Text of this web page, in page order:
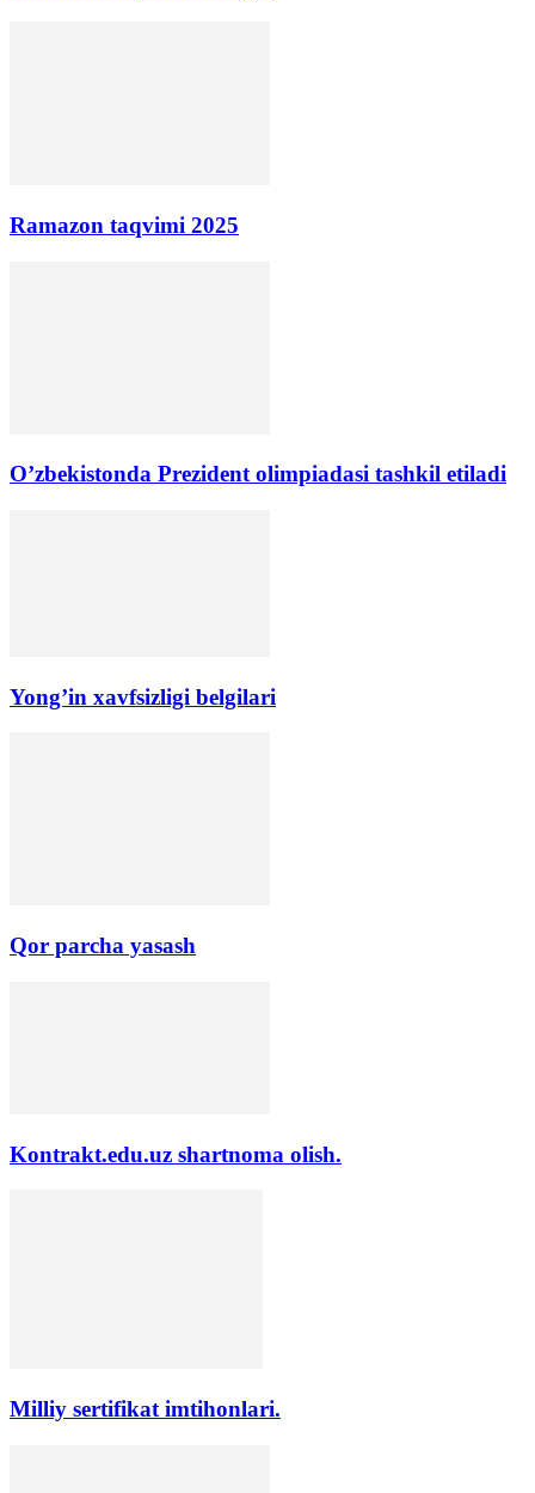
Ramazon taqvimi 2025
O’zbekistonda Prezident olimpiadasi tashkil etiladi
Yong’in xavfsizligi belgilari
Qor parcha yasash
Kontrakt.edu.uz shartnoma olish.
Milliy sertifikat imtihonlari.